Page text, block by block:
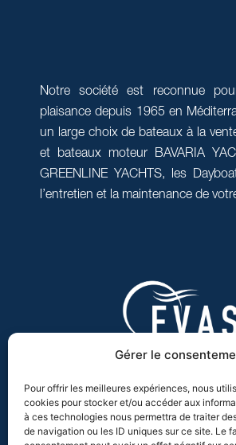
Gérer le
Pour offrir les meilleures expériences, nous
cookies pour stocker et/ou accéder aux
à ces technologies nous permettra de traiter
de navigation ou les ID uniques sur ce site. Le
Notre société est reconnue
plaisance depuis 1965 en
un large choix de bateaux à la
et bateaux moteur BAVARIA
GREENLINE YACHTS, les
l’entretien et la maintenance de
F
a
I
n
L
i
T
i
Y
o